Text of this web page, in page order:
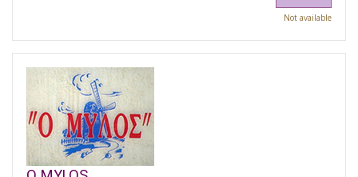
Not available